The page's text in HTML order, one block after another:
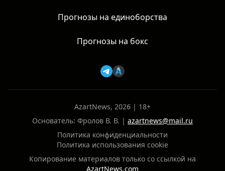
Прогнозы на единоборства
Прогнозы на бокс
AzartNews, 2026 | 18+
Основатель: Фролов В. В. | azartnews@mail.ru
Политика конфиденциальности
Политика использования cookie
Копирование материалов только со ссылкой на
AzartNews.com